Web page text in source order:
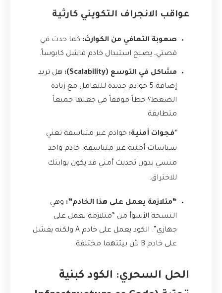
عواقب الانجراف التكويني كارثية
صعوبة التعافي من الكوارث: كما حدث في
قصتي، يصبح استبدال خادم فاشل كابوساً.
مشاكل في التوسع (Scalability):
هل تريد
إضافة 5 خوادم جديدة للتعامل مع زيادة
الضغط؟ حظاً موفقاً في جعلها جميعاً
متطابقة.
*فجوات أمنية: خوادم غير متناسقة تعني
سياسات أمنية غير متناسقة. خادم واحد
منسي بدون تحديث أمني قد يكون بوابتك
للاختراق.
“متلازمة يعمل على هذا الخادم”: وهي
النسخة الأسوأ من “متلازمة يعمل على
جهازي”. الكود يعمل على خادم A ولكنه يفشل
على خادم B لأن بيئتهما مختلفة.
الحل السحري: الكود كبنية